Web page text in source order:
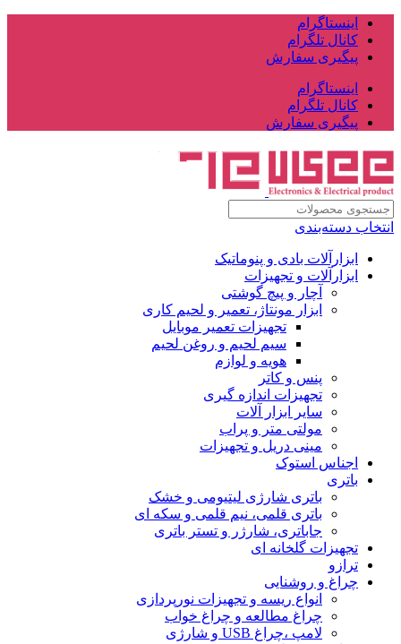
اینستاگرام
کانال تلگرام
پیگیری سفارش
اینستاگرام
کانال تلگرام
پیگیری سفارش
انتخاب دسته‌بندی
ابزارآلات بادی و پنوماتیک
ابزارآلات و تجهیزات
آچار و پیچ گوشتی
ابزار مونتاژ، تعمیر و لحیم کاری
تجهیزات تعمیر موبایل
سیم لحیم و روغن لحیم
هویه و لوازم
پنس و کاتر
تجهیزات اندازه گیری
سایر ابزار آلات
مولتی متر و پراب
مینی دریل و تجهیزات
اجناس استوک
باتری
باتری شارژی لیتیومی و خشک
باتری قلمی، نیم قلمی و سکه ای
جاباتری، شارژر و تستر باتری
تجهیزات گلخانه ای
ترازو
چراغ و روشنایی
انواع ریسه و تجهیزات نورپردازی
چراغ مطالعه و چراغ خواب
لامپ ،چراغ USB و شارژی